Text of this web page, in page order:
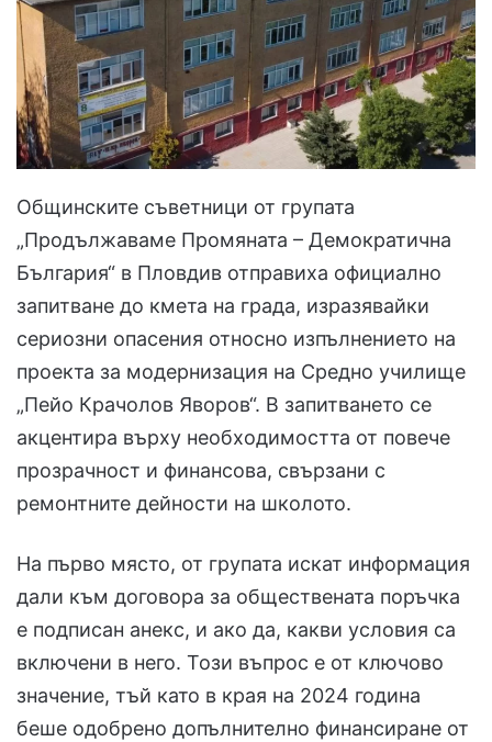
Общинските съветници от групата
„Продължаваме Промяната – Демократична
България“ в Пловдив отправиха официално
запитване до кмета на града, изразявайки
сериозни опасения относно изпълнението на
проекта за модернизация на Средно училище
„Пейо Крачолов Яворов“. В запитването се
акцентира върху необходимостта от повече
прозрачност и финансова, свързани с
ремонтните дейности на школото.
На първо място, от групата искат информация
дали към договора за обществената поръчка
е подписан анекс, и ако да, какви условия са
включени в него. Този въпрос е от ключово
значение, тъй като в края на 2024 година
беше одобрено допълнително финансиране от